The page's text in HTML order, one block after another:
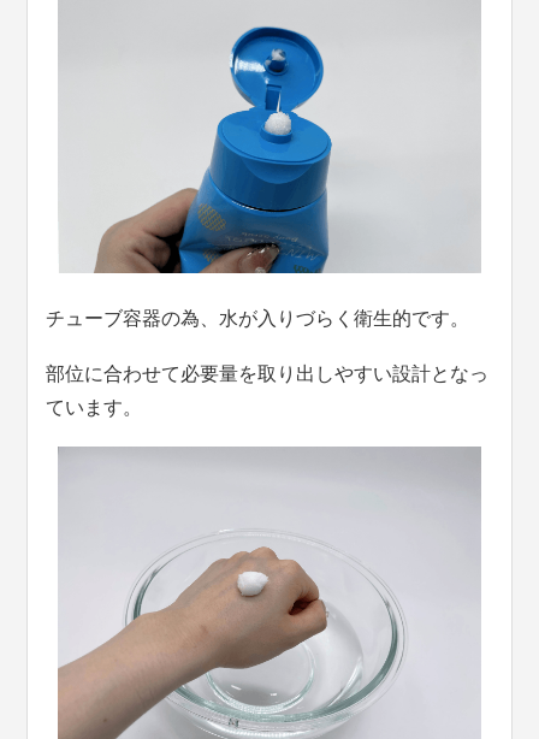
チューブ容器の為、水が入りづらく衛生的です。
部位に合わせて必要量を取り出しやすい設計となっ
ています。